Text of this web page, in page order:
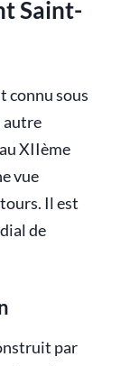
Saint-
connu sous
autre
XIIème
vue
Il est
de
par